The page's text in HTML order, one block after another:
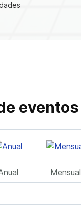
eventos
Mensual